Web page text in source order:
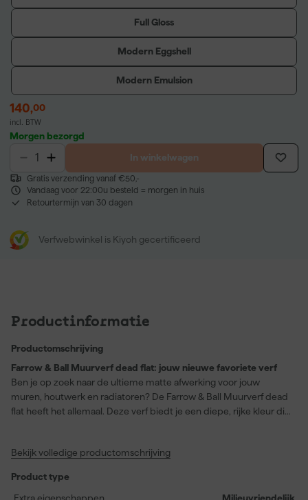
Full Gloss
Modern Eggshell
Modern Emulsion
140,00
incl. BTW
Morgen bezorgd
In winkelwagen
Gratis verzending vanaf €50,-
Vandaag voor 22:00u besteld = morgen in huis
Retourtermijn van 30 dagen
Verfwebwinkel is Kiyoh gecertificeerd
Productinformatie
Productomschrijving
Farrow & Ball Muurverf dead flat: jouw nieuwe favoriete verf
Ben je op zoek naar de ultieme matte afwerking voor jouw
muren, houtwerk en radiatoren? De Farrow & Ball Muurverf dead
flat heeft het allemaal. Deze verf biedt je een diepe, rijke kleur die
en stofdroog na slechts 2 uur, ben je in een mum van tijd klaar.
deze milieuvriendelijke, op waterbasis verf zowel wasbaar als
slijtvast. Perfect voor gangen, woonkamers en speelkamers waar
Bekijk volledige productomschrijving
Product type